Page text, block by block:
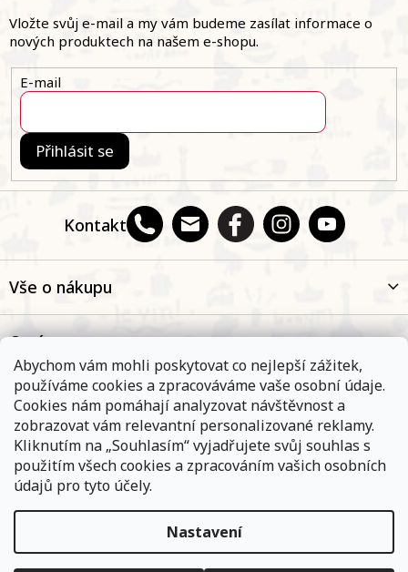
Abychom vám mohli poskytovat co nejlepší zážitek,
používáme cookies a zpracováváme vaše osobní údaje.
Cookies nám pomáhají analyzovat návštěvnost a
zobrazovat vám relevantní personalizované reklamy.
Kliknutím na „Souhlasím“ vyjadřujete svůj souhlas s
použitím všech cookies a zpracováním vašich osobních
údajů pro tyto účely.
Nastavení
Objednávky, které přijmeme a jsou uhrazeny do 11,00 hodin
expedujeme ještě v ten samý den. Vyčkejte prosím na
a
Kontakt
Vložte svůj e-mail a my vám budeme zasílat informace o
nových produktech na našem e-shopu.
E-mail
Přihlásit se
Vše o nákupu
O nás
Oblíbené kategorie
Kontakt